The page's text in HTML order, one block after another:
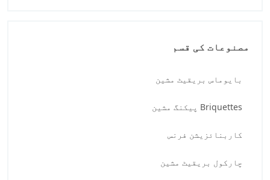
مصنوعات کی قسم
بایوماس بریقیٹ مشین
Briquettes پیکنگ مشین
کاربنائزیشن فرنس
چارکول بریقیٹ مشین